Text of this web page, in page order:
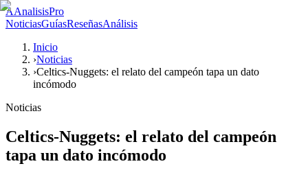
AAnalisisPro
NoticiasGuíasReseñasAnálisis
Inicio
›Noticias
›Celtics-Nuggets: el relato del campeón tapa un dato
incómodo
Noticias
Celtics-Nuggets: el relato del campeón
tapa un dato incómodo